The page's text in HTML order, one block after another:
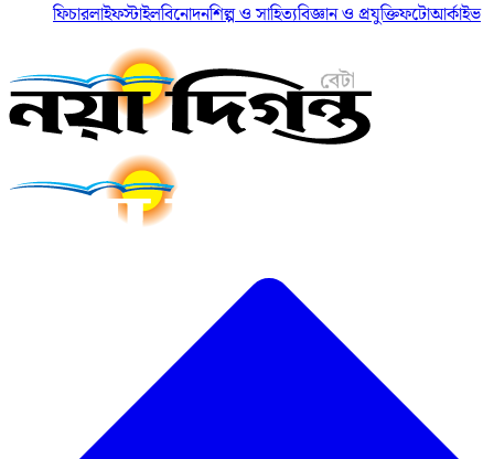
ফিচারলাইফস্টাইলবিনোদনশিল্প ও সাহিত্যবিজ্ঞান ও প্রযুক্তিফটোআর্কাইভ